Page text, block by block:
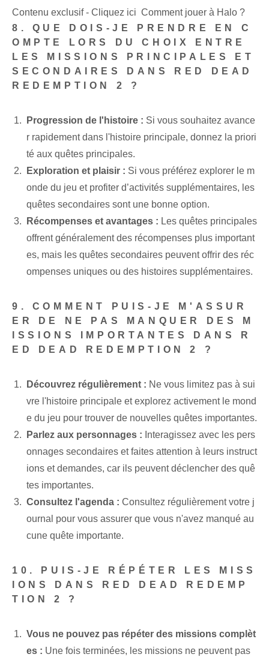
Contenu exclusif - Cliquez ici Comment jouer à Halo ?
8. QUE DOIS-JE PRENDRE EN C
OMPTE LORS DU CHOIX ENTRE
LES MISSIONS PRINCIPALES ET
SECONDAIRES DANS RED DEAD
REDEMPTION 2 ?
Progression de l'histoire : Si vous souhaitez avance
r rapidement dans l'histoire principale, donnez la priori
té aux quêtes principales.
Exploration et plaisir : Si vous préférez explorer le m
onde du jeu et profiter d’activités supplémentaires, les
quêtes secondaires sont une bonne option.
Récompenses et avantages : Les quêtes principales
offrent généralement des récompenses plus important
es, mais les quêtes secondaires peuvent offrir des réc
ompenses uniques ou des histoires supplémentaires.
9. COMMENT PUIS-JE M'ASSUR
ER DE NE PAS MANQUER DES M
ISSIONS IMPORTANTES DANS R
ED DEAD REDEMPTION 2 ?
Découvrez régulièrement : Ne vous limitez pas à sui
vre l'histoire principale et explorez activement le mond
e du jeu pour trouver de nouvelles quêtes importantes.
Parlez aux personnages : Interagissez avec les pers
onnages secondaires et faites attention à leurs instruct
ions et demandes, car ils peuvent déclencher des quê
tes importantes.
Consultez l'agenda : Consultez régulièrement votre j
ournal pour vous assurer que vous n'avez manqué au
cune quête importante.
10. PUIS-JE RÉPÉTER LES MISS
IONS DANS RED DEAD REDEMP
TION 2 ?
Vous ne pouvez pas répéter des missions complèt
es : Une fois terminées, les missions ne peuvent pas